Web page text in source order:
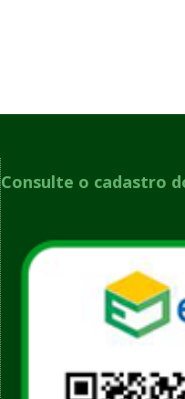
Consulte o cadastro